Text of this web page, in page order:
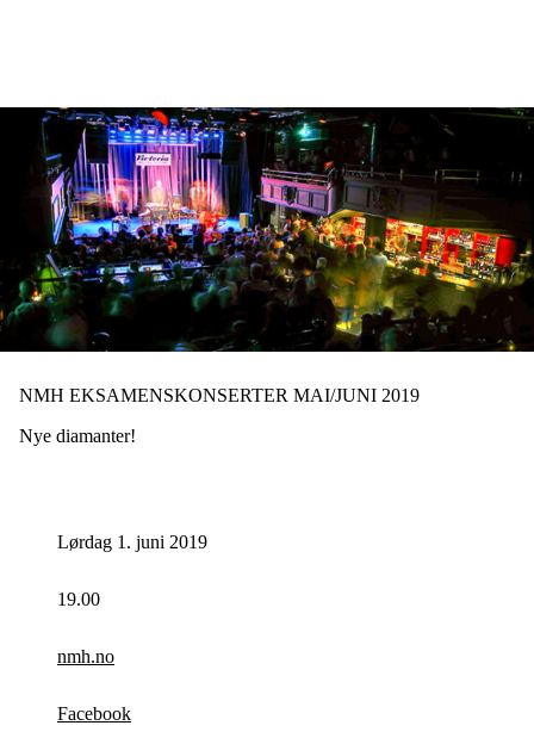
NMH EKSAMENSKONSERTER MAI/JUNI 2019
Nye diamanter!
Lørdag 1. juni 2019
19.00
nmh.no
Facebook